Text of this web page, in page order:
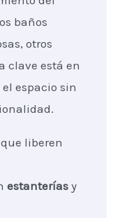
baños
otros
clave está en
espacio sin
que liberen
estanterías y